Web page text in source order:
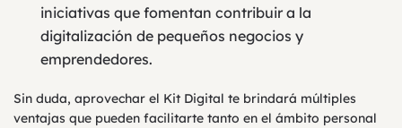
iniciativas que fomentan contribuir a la
digitalización de pequeños negocios y
emprendedores.
Sin duda, aprovechar el Kit Digital te brindará múltiples
ventajas que pueden facilitarte tanto en el ámbito personal